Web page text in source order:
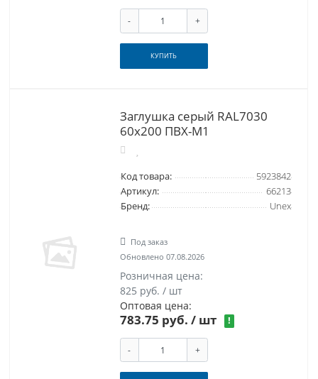
- +
КУПИТЬ
Заглушка серый RAL7030
60x200 ПВХ-М1
Код товара:
5923842
Артикул:
66213
Бренд:
Unex
Под заказ
Обновлено 07.08.2026
Розничная цена:
825 руб. / шт
Оптовая цена:
783.75 руб. / шт !
- +